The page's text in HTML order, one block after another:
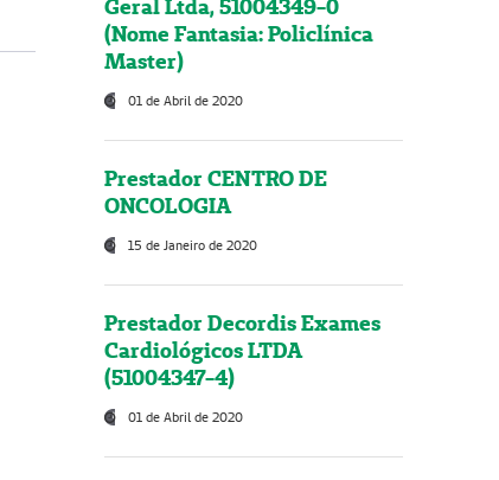
Geral Ltda, 51004349-0
(Nome Fantasia: Policlínica
Master)
01 de Abril de 2020
Prestador CENTRO DE
ONCOLOGIA
15 de Janeiro de 2020
Prestador Decordis Exames
Cardiológicos LTDA
(51004347-4)
01 de Abril de 2020